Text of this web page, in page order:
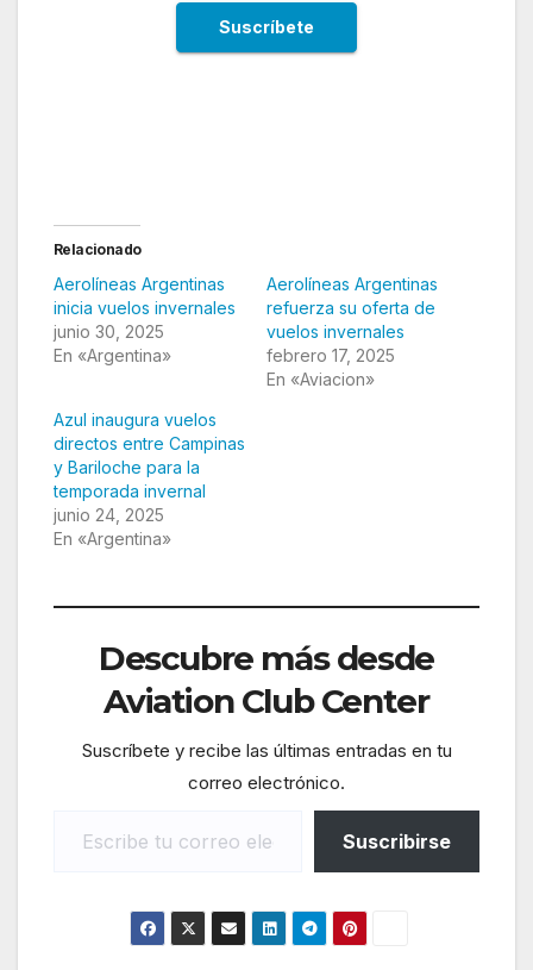
Relacionado
Aerolíneas Argentinas
inicia vuelos invernales
junio 30, 2025
En «Argentina»
Aerolíneas Argentinas
refuerza su oferta de
vuelos invernales
febrero 17, 2025
En «Aviacion»
Azul inaugura vuelos
directos entre Campinas
y Bariloche para la
temporada invernal
junio 24, 2025
En «Argentina»
Descubre más desde
Aviation Club Center
Suscríbete y recibe las últimas entradas en tu
correo electrónico.
Suscribirse